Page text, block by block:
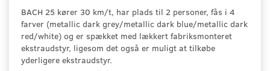
BACH 25 kører 30 km/t, har plads til 2 personer, fås i 4
farver (metallic dark grey/metallic dark blue/metallic dark
red/white) og er spækket med lækkert fabriksmonteret
ekstraudstyr, ligesom det også er muligt at tilkøbe
yderligere ekstraudstyr.